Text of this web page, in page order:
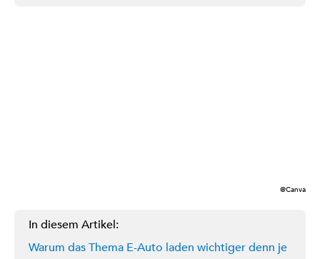
@Canva
In diesem Artikel:
Warum das Thema E-Auto laden wichtiger denn je